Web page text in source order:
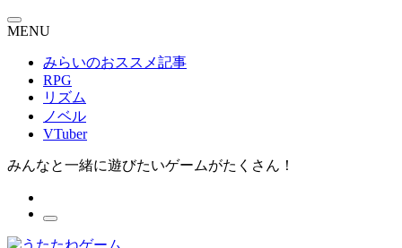
MENU
みらいのおススメ記事
RPG
リズム
ノベル
VTuber
みんなと一緒に遊びたいゲームがたくさん！